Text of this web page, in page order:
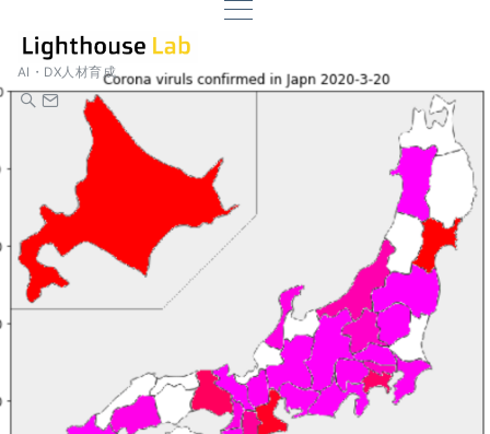
AI・DX人材育成